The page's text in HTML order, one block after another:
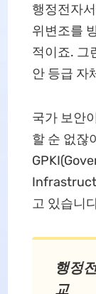
행정전자
위변조를
적이죠. 그
안 등급 자
국가 보안
할 순 없잖
고 있습니
행정
교